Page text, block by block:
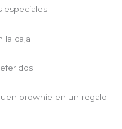
especiales
la caja
brownie en un regalo